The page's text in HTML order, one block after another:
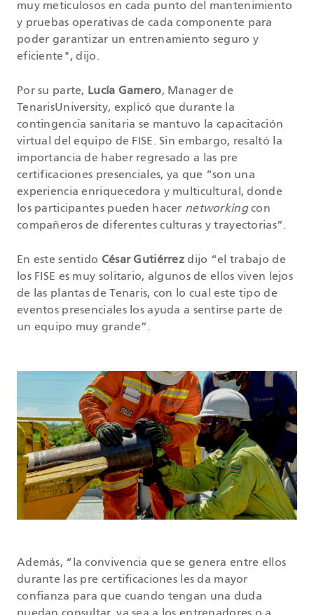
muy meticulosos en cada punto del mantenimiento
y pruebas operativas de cada componente para
poder garantizar un entrenamiento seguro y
eficiente", dijo.
Por su parte, Lucía Gamero, Manager de
TenarisUniversity, explicó que durante la
contingencia sanitaria se mantuvo la capacitación
virtual del equipo de FISE. Sin embargo, resaltó la
importancia de haber regresado a las pre
certificaciones presenciales, ya que “son una
experiencia enriquecedora y multicultural, donde
los participantes pueden hacer networkingcon
compañeros de diferentes culturas y trayectorias”.
En este sentido César Gutiérrez dijo “el trabajo de
los FISE es muy solitario, algunos de ellos viven lejos
de las plantas de Tenaris, con lo cual este tipo de
eventos presenciales los ayuda a sentirse parte de
un equipo muy grande”.
Además, “la convivencia que se genera entre ellos
durante las pre certificaciones les da mayor
confianza para que cuando tengan una duda